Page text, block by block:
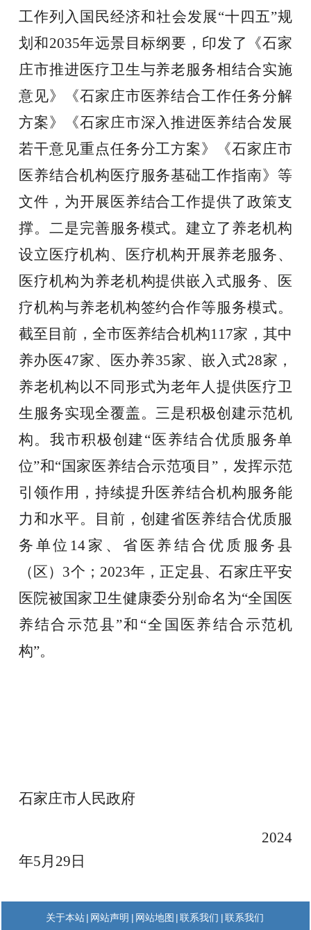
工作列入国民经济和社会发展“十四五”规
划和2035年远景目标纲要，印发了《石家
庄市推进医疗卫生与养老服务相结合实施
意见》《石家庄市医养结合工作任务分解
方案》《石家庄市深入推进医养结合发展
若干意见重点任务分工方案》《石家庄市
医养结合机构医疗服务基础工作指南》等
文件，为开展医养结合工作提供了政策支
撑。 二是完善服务模式。建立了养老机构
设立医疗机构、医疗机构开展养老服务、
医疗机构为养老机构提供嵌入式服务、医
疗机构与养老机构签约合作等服务模式。
截至目前，全市医养结合机构117家，其中
养办医47家、医办养35家、嵌入式28家，
养老机构以不同形式为老年人提供医疗卫
生服务实现全覆盖。 三是积极创建示范机
构。我市积极创建“医养结合优质服务单
位”和“国家医养结合示范项目”，发挥示范
引领作用，持续提升医养结合机构服务能
力和水平。目前，创建省医养结合优质服
务单位14家、省医养结合优质服务县
（区）3个；2023年，正定县、石家庄平安
医院被国家卫生健康委分别命名为“全国医
养结合示范县”和“全国医养结合示范机
构”。
石家庄市人民政府
2024
年5 月 29 日
关于本站 | 网站声明 | 网站地图 | 联系我们 | 联系我们